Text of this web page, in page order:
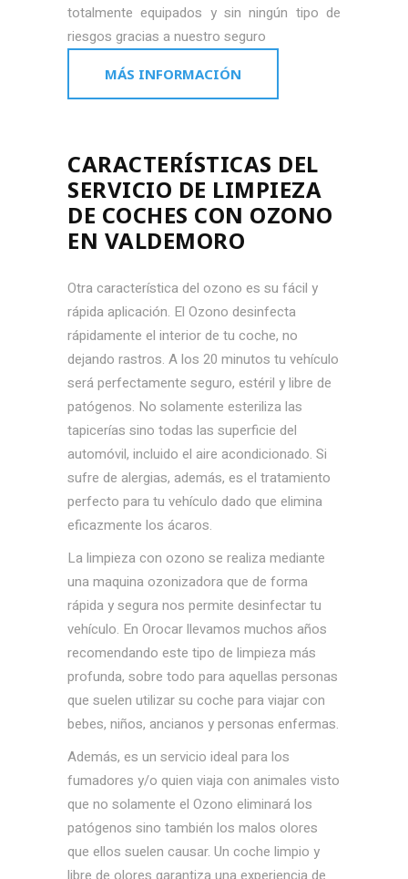
totalmente equipados y sin ningún tipo de
riesgos gracias a nuestro seguro
MÁS INFORMACIÓN
CARACTERÍSTICAS DEL
SERVICIO DE LIMPIEZA
DE COCHES CON OZONO
EN VALDEMORO
Otra característica del ozono es su fácil y
rápida aplicación. El Ozono desinfecta
rápidamente el interior de tu coche, no
dejando rastros. A los 20 minutos tu vehículo
será perfectamente seguro, estéril y libre de
patógenos. No solamente esteriliza las
tapicerías sino todas las superficie del
automóvil, incluido el aire acondicionado. Si
sufre de alergias, además, es el tratamiento
perfecto para tu vehículo dado que elimina
eficazmente los ácaros.
La limpieza con ozono se realiza mediante
una maquina ozonizadora que de forma
rápida y segura nos permite desinfectar tu
vehículo. En Orocar llevamos muchos años
recomendando este tipo de limpieza más
profunda, sobre todo para aquellas personas
que suelen utilizar su coche para viajar con
bebes, niños, ancianos y personas enfermas.
Además, es un servicio ideal para los
fumadores y/o quien viaja con animales visto
que no solamente el Ozono eliminará los
patógenos sino también los malos olores
que ellos suelen causar. Un coche limpio y